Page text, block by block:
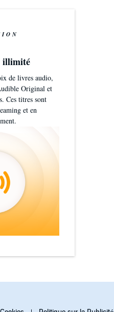
illimité
de livres audio,
Original et
Ces titres sont
et en